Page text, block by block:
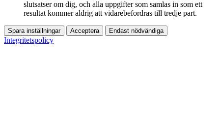
slutsatser om dig, och alla uppgifter som samlas in som ett
resultat kommer aldrig att vidarebefordras till tredje part.
Spara inställningar Acceptera Endast nödvändiga
Integritetspolicy